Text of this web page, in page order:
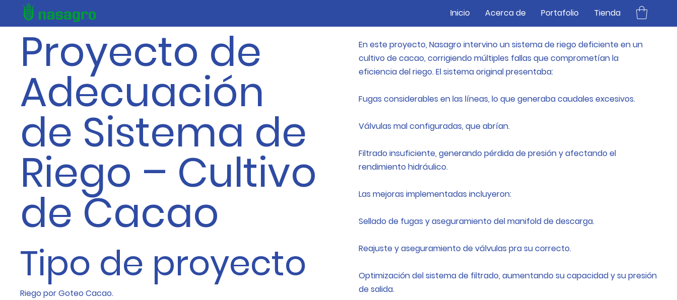
Inicio Acerca de Portafolio Tienda
Proyecto de
Adecuación
de Sistema de
Riego – Cultivo
de Cacao
Tipo de proyecto
Riego por Goteo Cacao.
En este proyecto, Nasagro intervino un sistema de riego deficiente en un
cultivo de cacao, corrigiendo múltiples fallas que comprometían la
eficiencia del riego. El sistema original presentaba:
Fugas considerables en las líneas, lo que generaba caudales excesivos.
Válvulas mal configuradas, que abrían.
Filtrado insuficiente, generando pérdida de presión y afectando el
rendimiento hidráulico.
Las mejoras implementadas incluyeron:
Sellado de fugas y aseguramiento del manifold de descarga.
Reajuste y aseguramiento de válvulas pra su correcto.
Optimización del sistema de filtrado, aumentando su capacidad y su presión
de salida.